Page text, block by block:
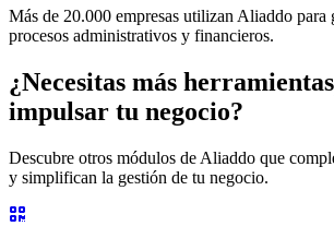
Más de 20.000 empresas utilizan Aliaddo para
procesos administrativos y financieros.
¿Necesitas más herramientas
impulsar tu negocio?
Descubre otros módulos de Aliaddo que
y simplifican la gestión de tu negocio.